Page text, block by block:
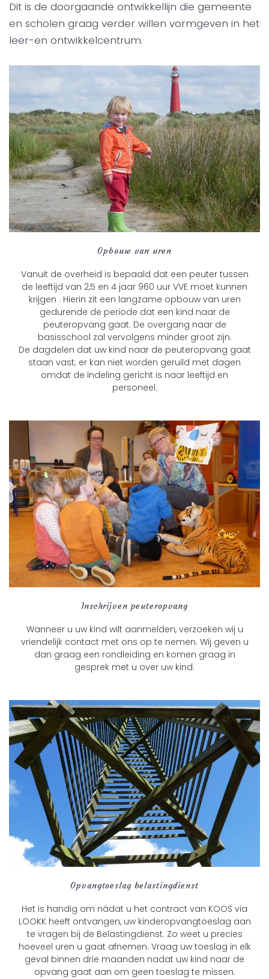
Dit is de doorgaande ontwikkellijn die gemeente
en scholen graag verder willen vormgeven in het
leer-en ontwikkelcentrum.
Opbouw van uren
Vanuit de overheid is bepaald dat een peuter tussen
de leeftijd van 2,5 en 4 jaar 960 uur VVE moet kunnen
krijgen . Hierin zit een langzame opbouw van uren
gedurende de periode dat een kind naar de
peuteropvang gaat. De overgang naar de
basisschool zal vervolgens minder groot zijn.
De dagdelen dat uw kind naar de peuteropvang gaat
staan vast; er kan niet worden geruild met dagen
omdat de indeling gericht is naar leeftijd en
personeel.
Inschrijven peuteropvang
Wanneer u uw kind wilt aanmelden, verzoeken wij u
vriendelijk contact met ons op te nemen. Wij geven u
dan graag een rondleiding en komen graag in
gesprek met u over uw kind.
Opvangtoeslag belastingdienst
Het is handig om nádat u het contract van KOOS via
LOOKK heeft ontvangen, uw kinderopvangtoeslag aan
te vragen bij de Belastingdienst. Zo weet u precies
hoeveel uren u gaat afnemen. Vraag uw toeslag in elk
geval binnen drie maanden nadat uw kind naar de
opvang gaat aan om geen toeslag te missen.